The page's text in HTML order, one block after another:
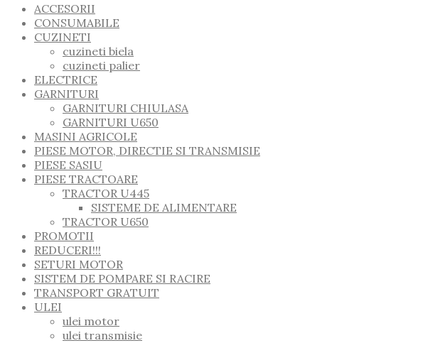
ACCESORII
CONSUMABILE
CUZINETI
cuzineti biela
cuzineti palier
ELECTRICE
GARNITURI
GARNITURI CHIULASA
GARNITURI U650
MASINI AGRICOLE
PIESE MOTOR, DIRECTIE SI TRANSMISIE
PIESE SASIU
PIESE TRACTOARE
TRACTOR U445
SISTEME DE ALIMENTARE
TRACTOR U650
PROMOTII
REDUCERI!!!
SETURI MOTOR
SISTEM DE POMPARE SI RACIRE
TRANSPORT GRATUIT
ULEI
ulei motor
ulei transmisie